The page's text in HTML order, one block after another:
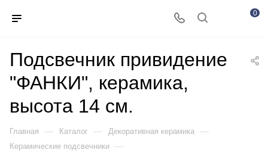
0
Подсвечник привидение
"ФАНКИ", керамика,
высота 14 см.
Главная — Каталог — Декоративная керамика —
Керамические подсвечники —